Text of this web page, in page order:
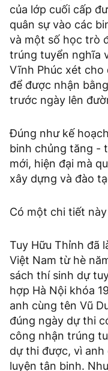
của lớp cuối cấp
quân sự vào các
và một số học trò
trúng tuyển nghĩa
Vĩnh Phúc xét
để được nhận
trước ngày lên
Đúng như kế
binh chủng tăng -
mới, hiện đại mà
xây dựng và đào
Có một chi tiết
Tuy Hữu Thỉnh đã
Việt Nam từ hè
sách thí sinh dự
hợp Hà Nội khóa
anh cùng tên Vũ
đúng ngày dự thi
công nhận trúng
dự thi được, vì
luyện tân binh.